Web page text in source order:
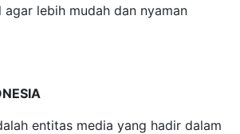
lebih mudah dan nyaman
entitas media yang hadir dalam